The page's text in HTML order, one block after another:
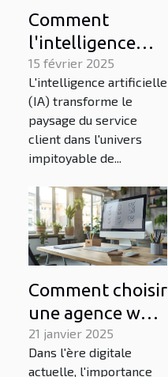
Comment
l'intelligence
artificielle
révolutionne le
service client
dans l'e-
commerce
15 février 2025
L'intelligence artificielle
(IA) transforme le
paysage du service
client dans l'univers
impitoyable de...
Comment choisir
une agence web
pour développer
votre présence
21 janvier 2025
Dans l'ère digitale
actuelle, l'importance